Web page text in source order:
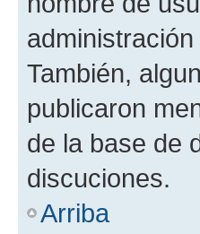
También,
publicaron
de la base de
discuciones.
Arriba